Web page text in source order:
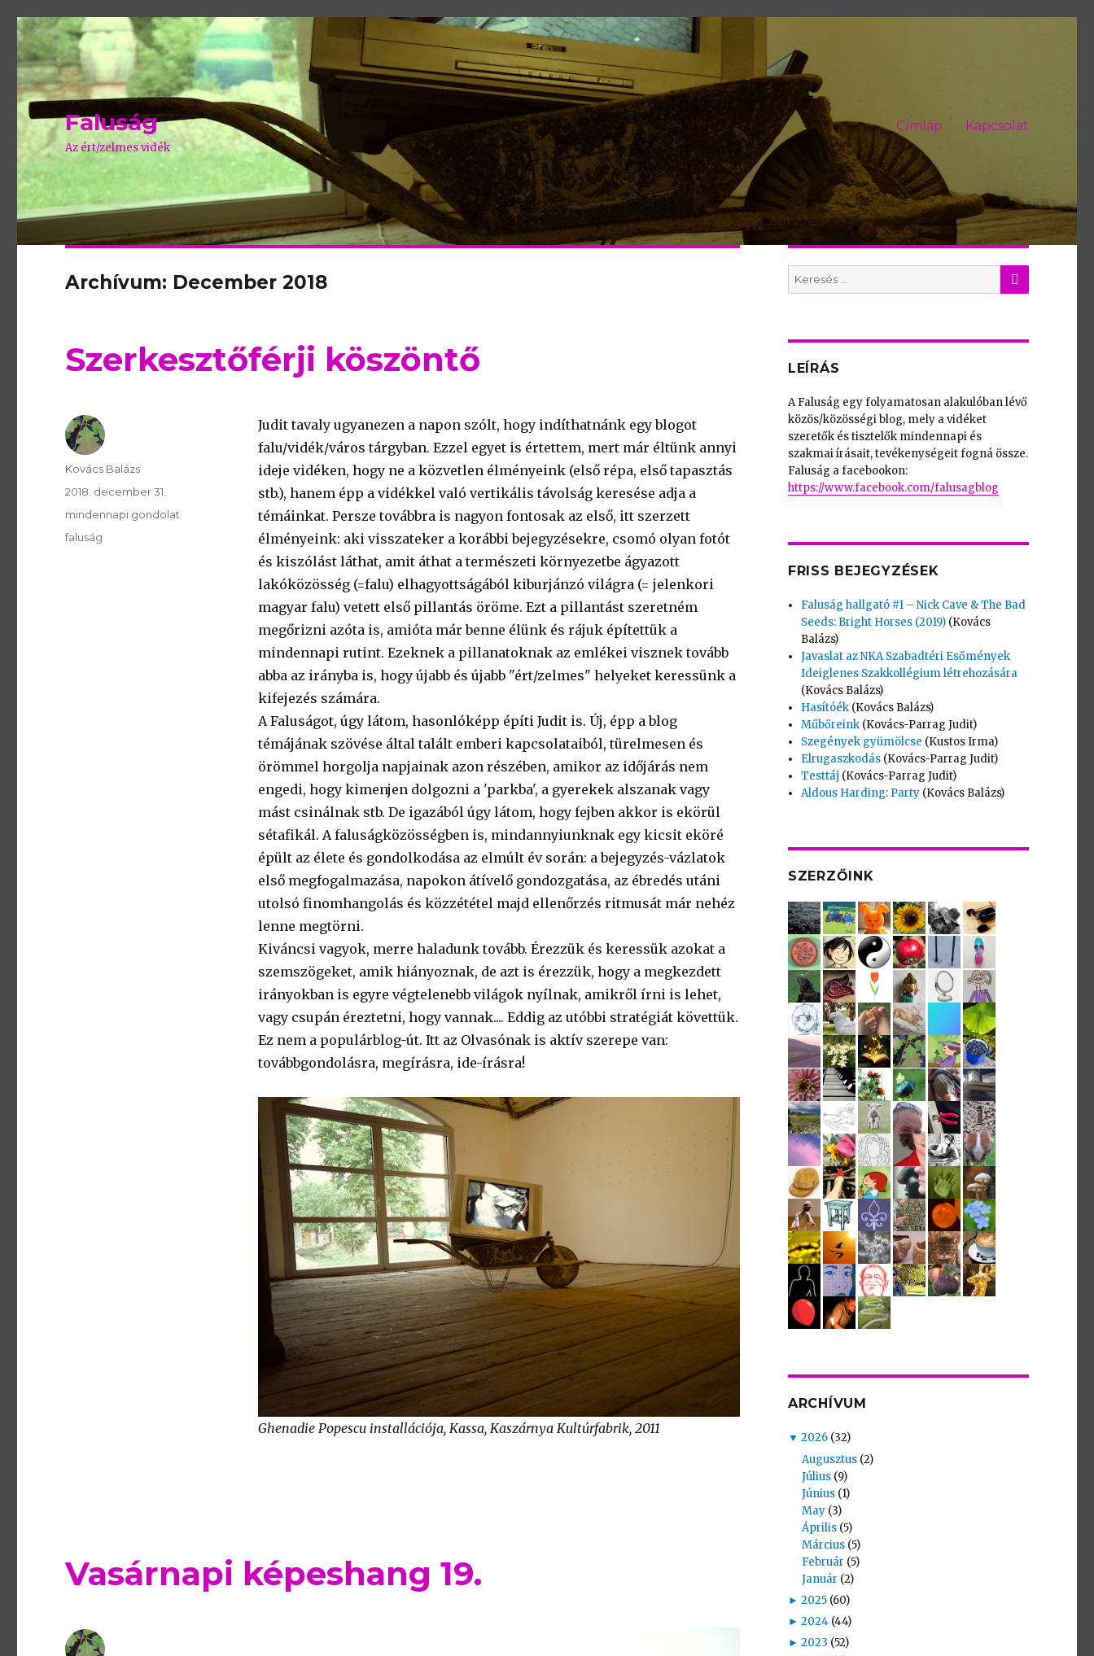
Faluság
Az ért/zelmes vidék
Címlap Kapcsolat
Archívum: December 2018
Szerkesztőférji köszöntő
Judit tavaly ugyanezen a napon szólt, hogy indíthatnánk egy blogot
falu/vidék/város tárgyban. Ezzel egyet is értettem, mert már éltünk annyi
ideje vidéken, hogy ne a közvetlen élményeink (első répa, első tapasztás
stb.), hanem épp a vidékkel való vertikális távolság keresése adja a
témáinkat. Persze továbbra is nagyon fontosak az első, itt szerzett
élményeink: aki visszateker a korábbi bejegyzésekre, csomó olyan fotót
és kiszólást láthat, amit áthat a természeti környezetbe ágyazott
lakóközösség (=falu) elhagyottságából kiburjánzó világra (= jelenkori
magyar falu) vetett első pillantás öröme. Ezt a pillantást szeretném
megőrizni azóta is, amióta már benne élünk és rájuk építettük a
mindennapi rutint. Ezeknek a pillanatoknak az emlékei visznek tovább
abba az irányba is, hogy újabb és újabb "ért/zelmes" helyeket keressünk a
kifejezés számára.
A Faluságot, úgy látom, hasonlóképp építi Judit is. Új, épp a blog
témájának szövése által talált emberi kapcsolataiból, türelmesen és
örömmel horgolja napjainak azon részében, amikor az időjárás nem
engedi, hogy kimenjen dolgozni a 'parkba', a gyerekek alszanak vagy
mást csinálnak stb. De igazából úgy látom, hogy fejben akkor is ekörül
sétafikál. A faluságközösségben is, mindannyiunknak egy kicsit eköré
épült az élete és gondolkodása az elmúlt év során: a bejegyzés-vázlatok
első megfogalmazása, napokon átívelő gondozgatása, az ébredés utáni
utolsó finomhangolás és közzététel majd ellenőrzés ritmusát már nehéz
lenne megtörni.
Kiváncsi vagyok, merre haladunk tovább. Érezzük és keressük azokat a
szemszögeket, amik hiányoznak, de azt is érezzük, hogy a megkezdett
irányokban is egyre végtelenebb világok nyílnak, amikről írni is lehet,
vagy csupán éreztetni, hogy vannak.... Eddig az utóbbi stratégiát követtük.
Ez nem a populárblog-út. Itt az Olvasónak is aktív szerepe van:
továbbgondolásra, megírásra, ide-írásra!
Ghenadie Popescu installációja, Kassa, Kaszárnya Kultúrfabrik, 2011
Szerző
Kovács Balázs
Publikálva
2018. december 31.
Témakör
mindennapi gondolat
Kulcsszavak
faluság
Vasárnapi képeshang 19.
Search
for:
KERES
LEÍRÁS
A Faluság egy folyamatosan alakulóban lévő
közös/közösségi blog, mely a vidéket
szeretők és tisztelők mindennapi és
szakmai írásait, tevékenységeit fogná össze.
Faluság a facebookon:
https://www.facebook.com/falusagblog
FRISS BEJEGYZÉSEK
Faluság hallgató #1 – Nick Cave & The Bad
Seeds: Bright Horses (2019) (Kovács
Balázs)
Javaslat az NKA Szabadtéri Esőmények
Ideiglenes Szakkollégium létrehozására
(Kovács Balázs)
Hasítóék (Kovács Balázs)
Műbőreink (Kovács-Parrag Judit)
Szegények gyümölcse (Kustos Irma)
Elrugaszkodás (Kovács-Parrag Judit)
Testtáj (Kovács-Parrag Judit)
Aldous Harding: Party (Kovács Balázs)
SZERZŐINK
ARCHÍVUM
▼ 2026 (32)
Augusztus (2)
Július (9)
Június (1)
May (3)
Április (5)
Március (5)
Február (5)
Január (2)
► 2025 (60)
► 2024 (44)
► 2023 (52)